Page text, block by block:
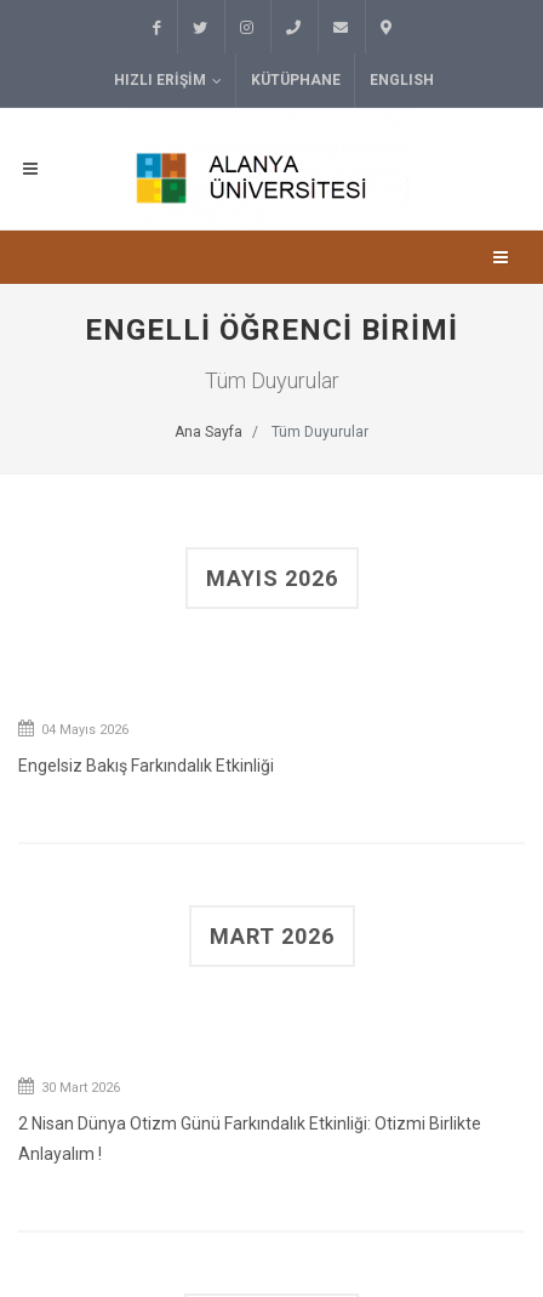
HIZLI ERIŞIM KÜTÜPHANE ENGLISH
ENGELLI ÖĞRENCI BIRIMI
Tüm Duyurular
Ana Sayfa Tüm Duyurular
MAYIS 2026
04 Mayıs 2026
Engelsiz Bakış Farkındalık Etkinliği
MART 2026
30 Mart 2026
2 Nisan Dünya Otizm Günü Farkındalık Etkinliği: Otizmi Birlikte
Anlayalım !